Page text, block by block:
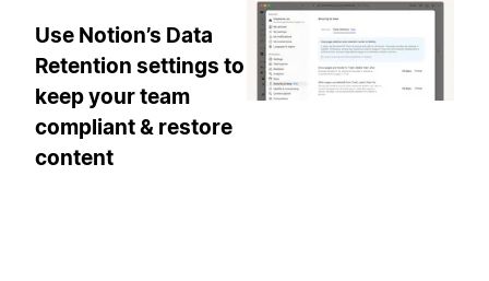
Use Notion’s Data
Retention settings to
keep your team
compliant & restore
content